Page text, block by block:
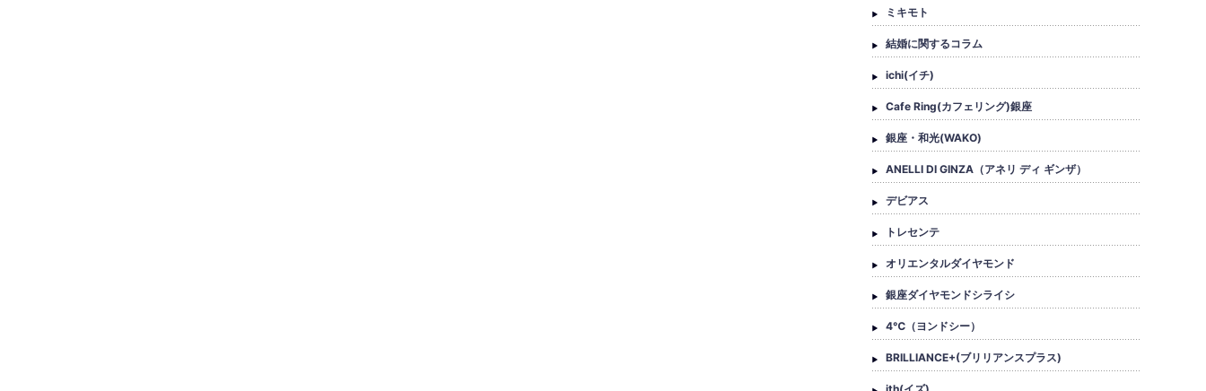
ミキモト
結婚に関するコラム
ichi(イチ)
Cafe Ring(カフェリング)銀座
銀座・和光(WAKO)
ANELLI DI GINZA（アネリ ディ ギンザ）
デビアス
トレセンテ
オリエンタルダイヤモンド
銀座ダイヤモンドシライシ
4℃（ヨンドシー）
BRILLIANCE+(ブリリアンスプラス)